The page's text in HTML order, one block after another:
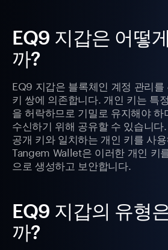
EQ9 지갑은 어떻
까?
EQ9 지갑은 블록체인 계정 관리
키 쌍에 의존합니다. 개인 키는 특
을 허락하므로 기밀로 유지해야
수신하기 위해 공유할 수 있습니다
공개 키와 일치하는 개인 키를 사
Tangem Wallet은 이러한 개인 키
으로 생성하고 보안합니다.
EQ9 지갑의 유형
까?